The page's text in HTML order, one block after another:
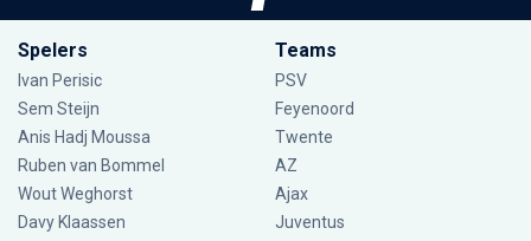
Spelers
Ivan Perisic
Sem Steijn
Anis Hadj Moussa
Ruben van Bommel
Wout Weghorst
Davy Klaassen
Teams
PSV
Feyenoord
Twente
AZ
Ajax
Juventus